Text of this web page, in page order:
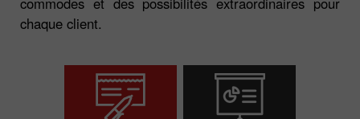
chaque client.